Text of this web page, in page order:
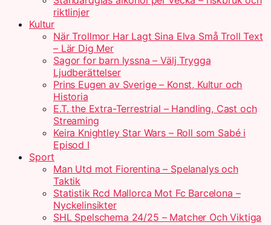
riktlinjer
Kultur
När Trollmor Har Lagt Sina Elva Små Troll Text
– Lär Dig Mer
Sagor for barn lyssna – Välj Trygga
Ljudberättelser
Prins Eugen av Sverige – Konst, Kultur och
Historia
E.T. the Extra-Terrestrial – Handling, Cast och
Streaming
Keira Knightley Star Wars – Roll som Sabé i
Episod I
Sport
Man Utd mot Fiorentina – Spelanalys och
Taktik
Statistik Rcd Mallorca Mot Fc Barcelona –
Nyckelinsikter
SHL Spelschema 24/25 – Matcher Och Viktiga